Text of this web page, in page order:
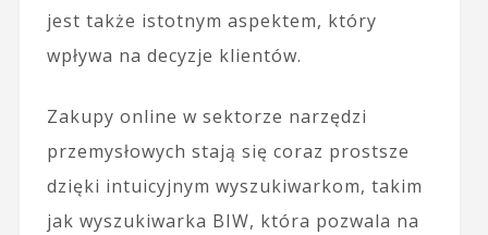
jest także istotnym aspektem, który
wpływa na decyzje klientów.
Zakupy online w sektorze narzędzi
przemysłowych stają się coraz prostsze
dzięki intuicyjnym wyszukiwarkom, takim
jak wyszukiwarka BIW, która pozwala na